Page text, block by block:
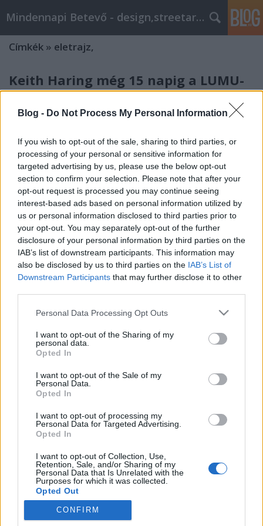
Blog - Do Not Process My Personal Information
If you wish to opt-out of the sale, sharing to third parties, or
processing of your personal or sensitive information for
targeted advertising by us, please use the below opt-out
section to confirm your selection. Please note that after your
opt-out request is processed you may continue seeing
interest-based ads based on personal information utilized by
us or personal information disclosed to third parties prior to
your opt-out. You may separately opt-out of the further
disclosure of your personal information by third parties on the
IAB’s list of downstream participants. This information may
also be disclosed by us to third parties on the IAB’s List of
Downstream Participants that may further disclose it to other
Please note that this website/app uses one or more Google
not limited to your visit or usage behaviour. You may click to
grant or deny consent to Google and its third-party tags to
use your data for below specified purposes in below Google
consent section.
Personal Data Processing Opt Outs
I want to opt-out of the Sharing of my
personal data.
Opted In
I want to opt-out of the Sale of my
Personal Data.
Opted In
I want to opt-out of processing my
Personal Data for Targeted Advertising.
Opted In
I want to opt-out of Collection, Use,
Retention, Sale, and/or Sharing of my
Personal Data that Is Unrelated with the
Purposes for which it was collected.
Opted Out
Google consents
CONFIRM
Mindennapi Betevő - design,streetart,popkult,trend
Címkék » eletrajz,
Keith Haring még 15 napig a LUMÚ-
roshi•2008. november 01.
Szinte végtelen a művészek névsora, akik közül
választhattunk halottak napjára. Miért pont Keith
Haringre szavaztunk? Mert már csak 15 napig
látható a Ludwig Múzeumban! Mert ma van
tárlatvezetés 16.00-tól! Mert idén lenne 50 éves! Mert
Ő a 80-as évek graffitijének emblematikus…
Aki lelőtte Che Guevarát...
Zoltan Baranyai•2007. október 10.
...persze csak fényképezővel. Egyre-másra jelennek
meg cikkek a gerillavezér Che Guevaráról és arról,
hogy popkulturális ikon vált belőle. De a híres fotó
2001-ben elhunyt Alberto Díaz Gutiérrez, szakmai
néven Alberto…
Emil Kozak
2007. szeptember 27.
Emil Kozak egy kis dán faluban látta meg a
addig a pillanatig, amíg a gördeszkázás
megváltoztatta. Magával ragadta, inspirálta, a
múzsája lett a deszkás művészet. Grafikáira jellemző
a játék a betűkkel, a kódok és…